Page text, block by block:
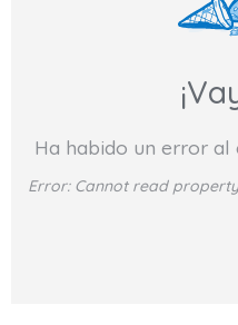
Ha habido un error al
Error: Cannot read